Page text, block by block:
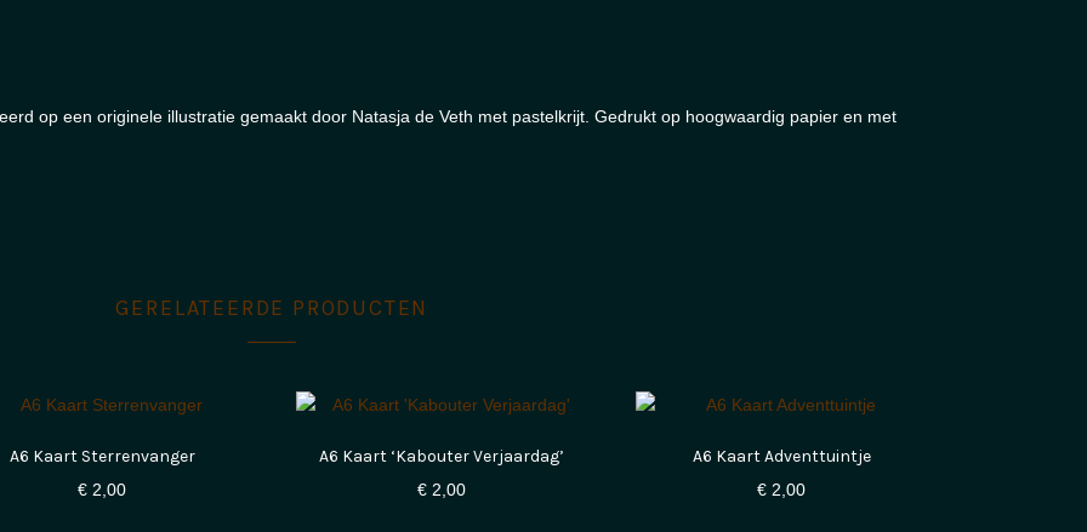
op een originele illustratie gemaakt door Natasja de Veth met pastelkrijt. Gedrukt op hoogwaardig papier en met
GERELATEERDE PRODUCTEN
A6 Kaart Sterrenvanger
€ 2,00
A6 Kaart ‘Kabouter Verjaardag’
€ 2,00
A6 Kaart Adventtuintje
€ 2,00